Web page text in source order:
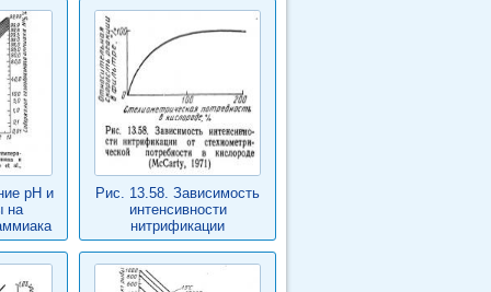
pH и
на
Рис. 13.58. Зависимость
интенсивности
нитрификации